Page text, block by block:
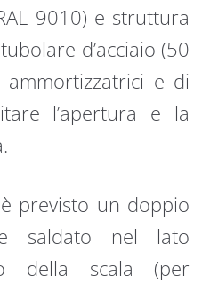
9010) e struttura
d’acciaio (50
e di
l’apertura e la
previsto un doppio
saldato nel lato
della scala (per